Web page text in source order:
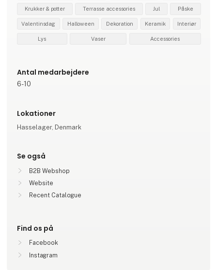
Krukker & potter Terrasse accessories Jul Påske
Valentinsdag Halloween Dekoration Keramik Interiør
Lys Vaser Accessories
Antal medarbejdere
6-10
Lokationer
Hasselager, Denmark
Se også
B2B Webshop
Website
Recent Catalogue
Find os på
Facebook
Instagram